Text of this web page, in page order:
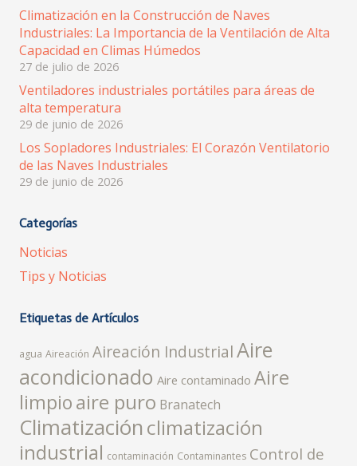
Climatización en la Construcción de Naves
Industriales: La Importancia de la Ventilación de Alta
Capacidad en Climas Húmedos
27 de julio de 2026
Ventiladores industriales portátiles para áreas de
alta temperatura
29 de junio de 2026
Los Sopladores Industriales: El Corazón Ventilatorio
de las Naves Industriales
29 de junio de 2026
Categorías
Noticias
Tips y Noticias
Etiquetas de Artículos
agua Aireación Aireación IndustrialAire
acondicionado Aire contaminado Aire
limpioaire puro Branatech
Climatización climatización
industrial contaminación Contaminantes Control de